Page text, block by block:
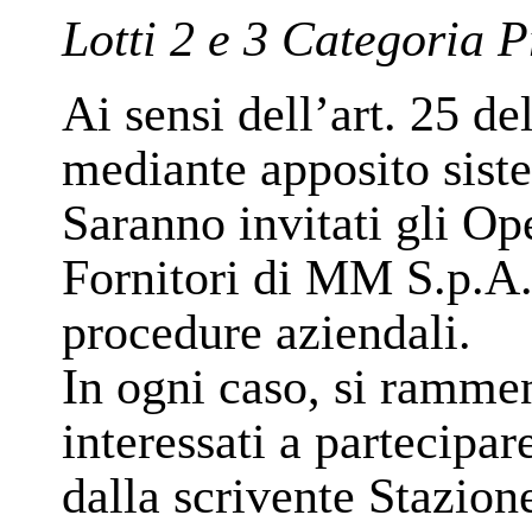
Lotti 2 e 3 Categoria
Ai sensi dell’art. 25
mediante apposito
Saranno invitati gli
Fornitori di MM
procedure aziendali.
In ogni caso, si
interessati a
dalla scrivente